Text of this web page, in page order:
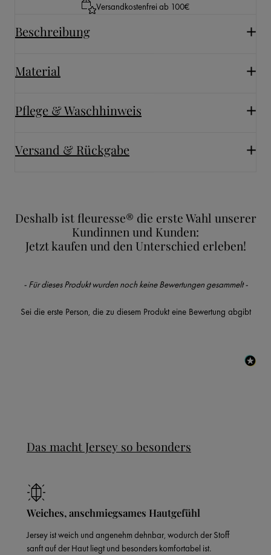
Versandkostenfrei ab 100€
Beschreibung
Material
Pflege & Waschhinweis
Versand & Rückgabe
Deshalb ist fleuresse® die erste Wahl unserer
Kundinnen und Kunden:
Jetzt kaufen und den Unterschied erleben!
- Für dieses Produkt wurden noch keine Bewertungen gesammelt -
Sei die erste Person, die zu diesem Produkt eine Bewertung abgibt
New content loaded
Das macht Jersey so besonders
Weiches, anschmiegsames Hautgefühl
Jersey ist weich und angenehm dehnbar, wodurch der Stoff
sanft auf der Haut liegt und besonders komfortabel ist.